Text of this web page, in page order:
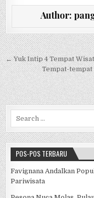
c
e
b
o
o
k
it
te
r
at
s
A
p
p
Author:
Navigasi pos
← Yuk Intip 4 Tempat
Tempat-
POS-POS TERBARU
Favignana Andalkan
Pariwisata